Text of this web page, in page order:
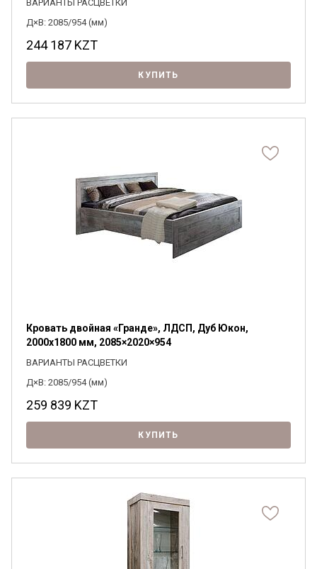
ВАРИАНТЫ РАСЦВЕТКИ
Д×В: 2085/954 (мм)
244 187 KZT
КУПИТЬ
Кровать двойная «Гранде», ЛДСП, Дуб Юкон,
2000х1800 мм, 2085×2020×954
ВАРИАНТЫ РАСЦВЕТКИ
Д×В: 2085/954 (мм)
259 839 KZT
КУПИТЬ